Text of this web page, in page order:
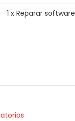
1 x Reparar software